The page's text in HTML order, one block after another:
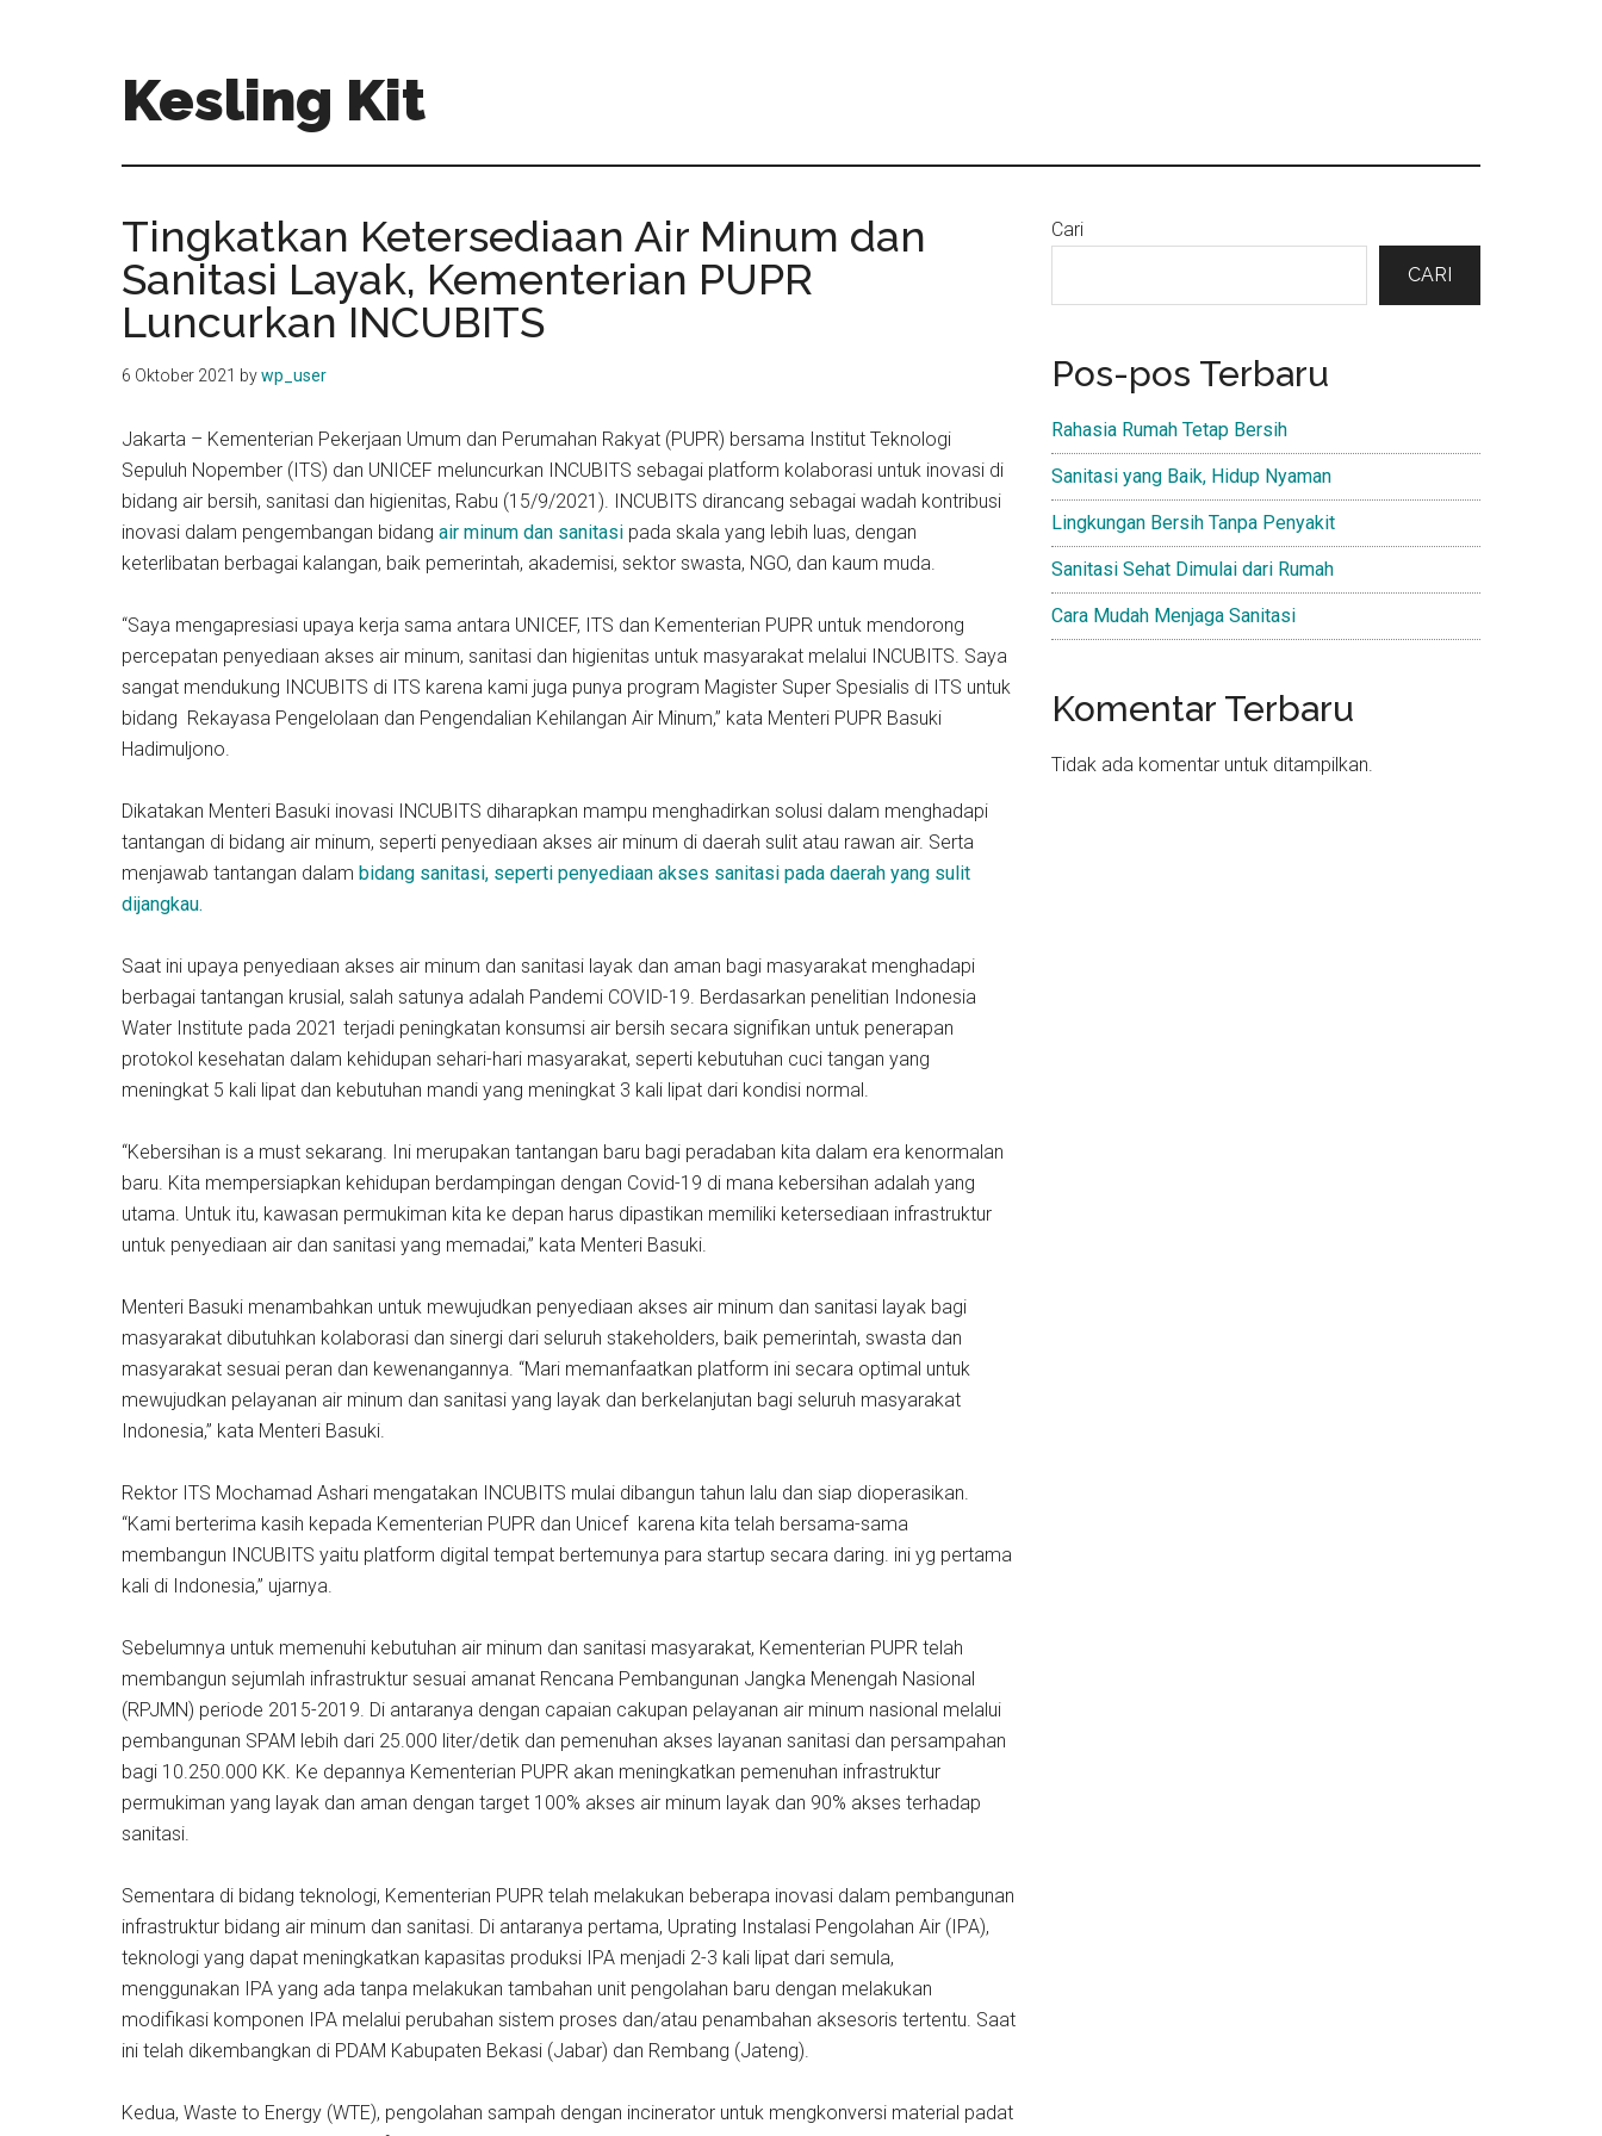
Kesling Kit
Tingkatkan Ketersediaan Air Minum dan
Sanitasi Layak, Kementerian PUPR
Luncurkan INCUBITS
6 Oktober 2021 bywp_user
Jakarta – Kementerian Pekerjaan Umum dan Perumahan Rakyat (PUPR) bersama Institut Teknologi
Sepuluh Nopember (ITS) dan UNICEF meluncurkan INCUBITS sebagai platform kolaborasi untuk inovasi di
bidang air bersih, sanitasi dan higienitas, Rabu (15/9/2021). INCUBITS dirancang sebagai wadah kontribusi
inovasi dalam pengembangan bidang air minum dan sanitasi pada skala yang lebih luas, dengan
keterlibatan berbagai kalangan, baik pemerintah, akademisi, sektor swasta, NGO, dan kaum muda.
“Saya mengapresiasi upaya kerja sama antara UNICEF, ITS dan Kementerian PUPR untuk mendorong
percepatan penyediaan akses air minum, sanitasi dan higienitas untuk masyarakat melalui INCUBITS. Saya
sangat mendukung INCUBITS di ITS karena kami juga punya program Magister Super Spesialis di ITS untuk
bidang Rekayasa Pengelolaan dan Pengendalian Kehilangan Air Minum,” kata Menteri PUPR Basuki
Hadimuljono.
Dikatakan Menteri Basuki inovasi INCUBITS diharapkan mampu menghadirkan solusi dalam menghadapi
tantangan di bidang air minum, seperti penyediaan akses air minum di daerah sulit atau rawan air. Serta
menjawab tantangan dalam bidang sanitasi, seperti penyediaan akses sanitasi pada daerah yang sulit
dijangkau.
Saat ini upaya penyediaan akses air minum dan sanitasi layak dan aman bagi masyarakat menghadapi
berbagai tantangan krusial, salah satunya adalah Pandemi COVID-19. Berdasarkan penelitian Indonesia
Water Institute pada 2021 terjadi peningkatan konsumsi air bersih secara signifikan untuk penerapan
protokol kesehatan dalam kehidupan sehari-hari masyarakat, seperti kebutuhan cuci tangan yang
meningkat 5 kali lipat dan kebutuhan mandi yang meningkat 3 kali lipat dari kondisi normal.
“Kebersihan is a must sekarang. Ini merupakan tantangan baru bagi peradaban kita dalam era kenormalan
baru. Kita mempersiapkan kehidupan berdampingan dengan Covid-19 di mana kebersihan adalah yang
utama. Untuk itu, kawasan permukiman kita ke depan harus dipastikan memiliki ketersediaan infrastruktur
untuk penyediaan air dan sanitasi yang memadai,” kata Menteri Basuki.
Menteri Basuki menambahkan untuk mewujudkan penyediaan akses air minum dan sanitasi layak bagi
masyarakat dibutuhkan kolaborasi dan sinergi dari seluruh stakeholders, baik pemerintah, swasta dan
masyarakat sesuai peran dan kewenangannya. “Mari memanfaatkan platform ini secara optimal untuk
mewujudkan pelayanan air minum dan sanitasi yang layak dan berkelanjutan bagi seluruh masyarakat
Indonesia,” kata Menteri Basuki.
Rektor ITS Mochamad Ashari mengatakan INCUBITS mulai dibangun tahun lalu dan siap dioperasikan.
“Kami berterima kasih kepada Kementerian PUPR dan Unicef karena kita telah bersama-sama
membangun INCUBITS yaitu platform digital tempat bertemunya para startup secara daring. ini yg pertama
kali di Indonesia,” ujarnya.
Sebelumnya untuk memenuhi kebutuhan air minum dan sanitasi masyarakat, Kementerian PUPR telah
membangun sejumlah infrastruktur sesuai amanat Rencana Pembangunan Jangka Menengah Nasional
(RPJMN) periode 2015-2019. Di antaranya dengan capaian cakupan pelayanan air minum nasional melalui
pembangunan SPAM lebih dari 25.000 liter/detik dan pemenuhan akses layanan sanitasi dan persampahan
bagi 10.250.000 KK. Ke depannya Kementerian PUPR akan meningkatkan pemenuhan infrastruktur
permukiman yang layak dan aman dengan target 100% akses air minum layak dan 90% akses terhadap
sanitasi.
Sementara di bidang teknologi, Kementerian PUPR telah melakukan beberapa inovasi dalam pembangunan
infrastruktur bidang air minum dan sanitasi. Di antaranya pertama, Uprating Instalasi Pengolahan Air (IPA),
teknologi yang dapat meningkatkan kapasitas produksi IPA menjadi 2-3 kali lipat dari semula,
menggunakan IPA yang ada tanpa melakukan tambahan unit pengolahan baru dengan melakukan
modifikasi komponen IPA melalui perubahan sistem proses dan/atau penambahan aksesoris tertentu. Saat
ini telah dikembangkan di PDAM Kabupaten Bekasi (Jabar) dan Rembang (Jateng).
Kedua, Waste to Energy (WTE), pengolahan sampah dengan incinerator untuk mengkonversi material padat
Primary
Cari
CARI
Pos-pos Terbaru
Rahasia Rumah Tetap Bersih
Sanitasi yang Baik, Hidup Nyaman
Lingkungan Bersih Tanpa Penyakit
Sanitasi Sehat Dimulai dari Rumah
Cara Mudah Menjaga Sanitasi
Komentar Terbaru
Tidak ada komentar untuk ditampilkan.